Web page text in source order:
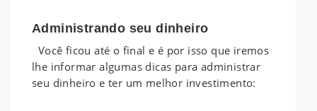
Administrando seu dinheiro
Você ficou até o final e é por isso que iremos
lhe informar algumas dicas para administrar
seu dinheiro e ter um melhor investimento: